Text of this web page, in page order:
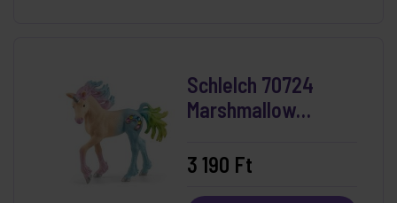
Schlelch 70724
Marshmallow
3 190 Ft